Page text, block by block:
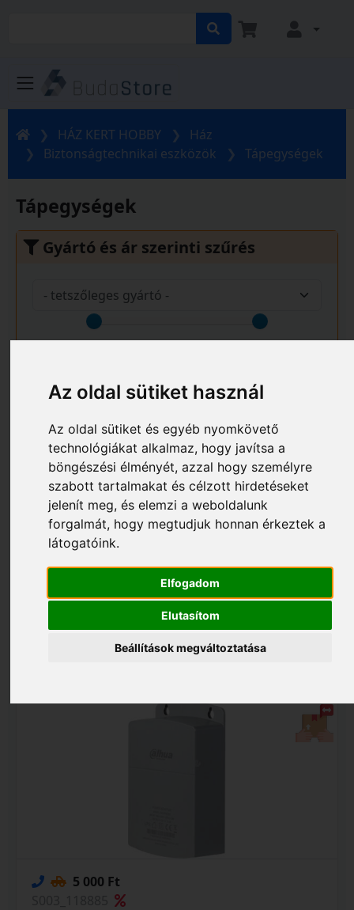
Az oldal sütiket használ
Az oldal sütiket és egyéb nyomkövető
technológiákat alkalmaz, hogy javítsa a
böngészési élményét, azzal hogy személyre
szabott tartalmakat és célzott hirdetéseket
jelenít meg, és elemzi a weboldalunk
forgalmát, hogy megtudjuk honnan érkeztek a
látogatóink.
Elfogadom
Elutasítom
Beállítások megváltoztatása
HÁZ KERT HOBBY
Ház
Biztonságtechnikai eszközök
Tápegységek
Tápegységek
Gyártó és ár szerinti szűrés
4 610 Ft
AD 5V/3000 Kapcsolóüzemű tápegység 117647
Kosárba tesz
5 000 Ft